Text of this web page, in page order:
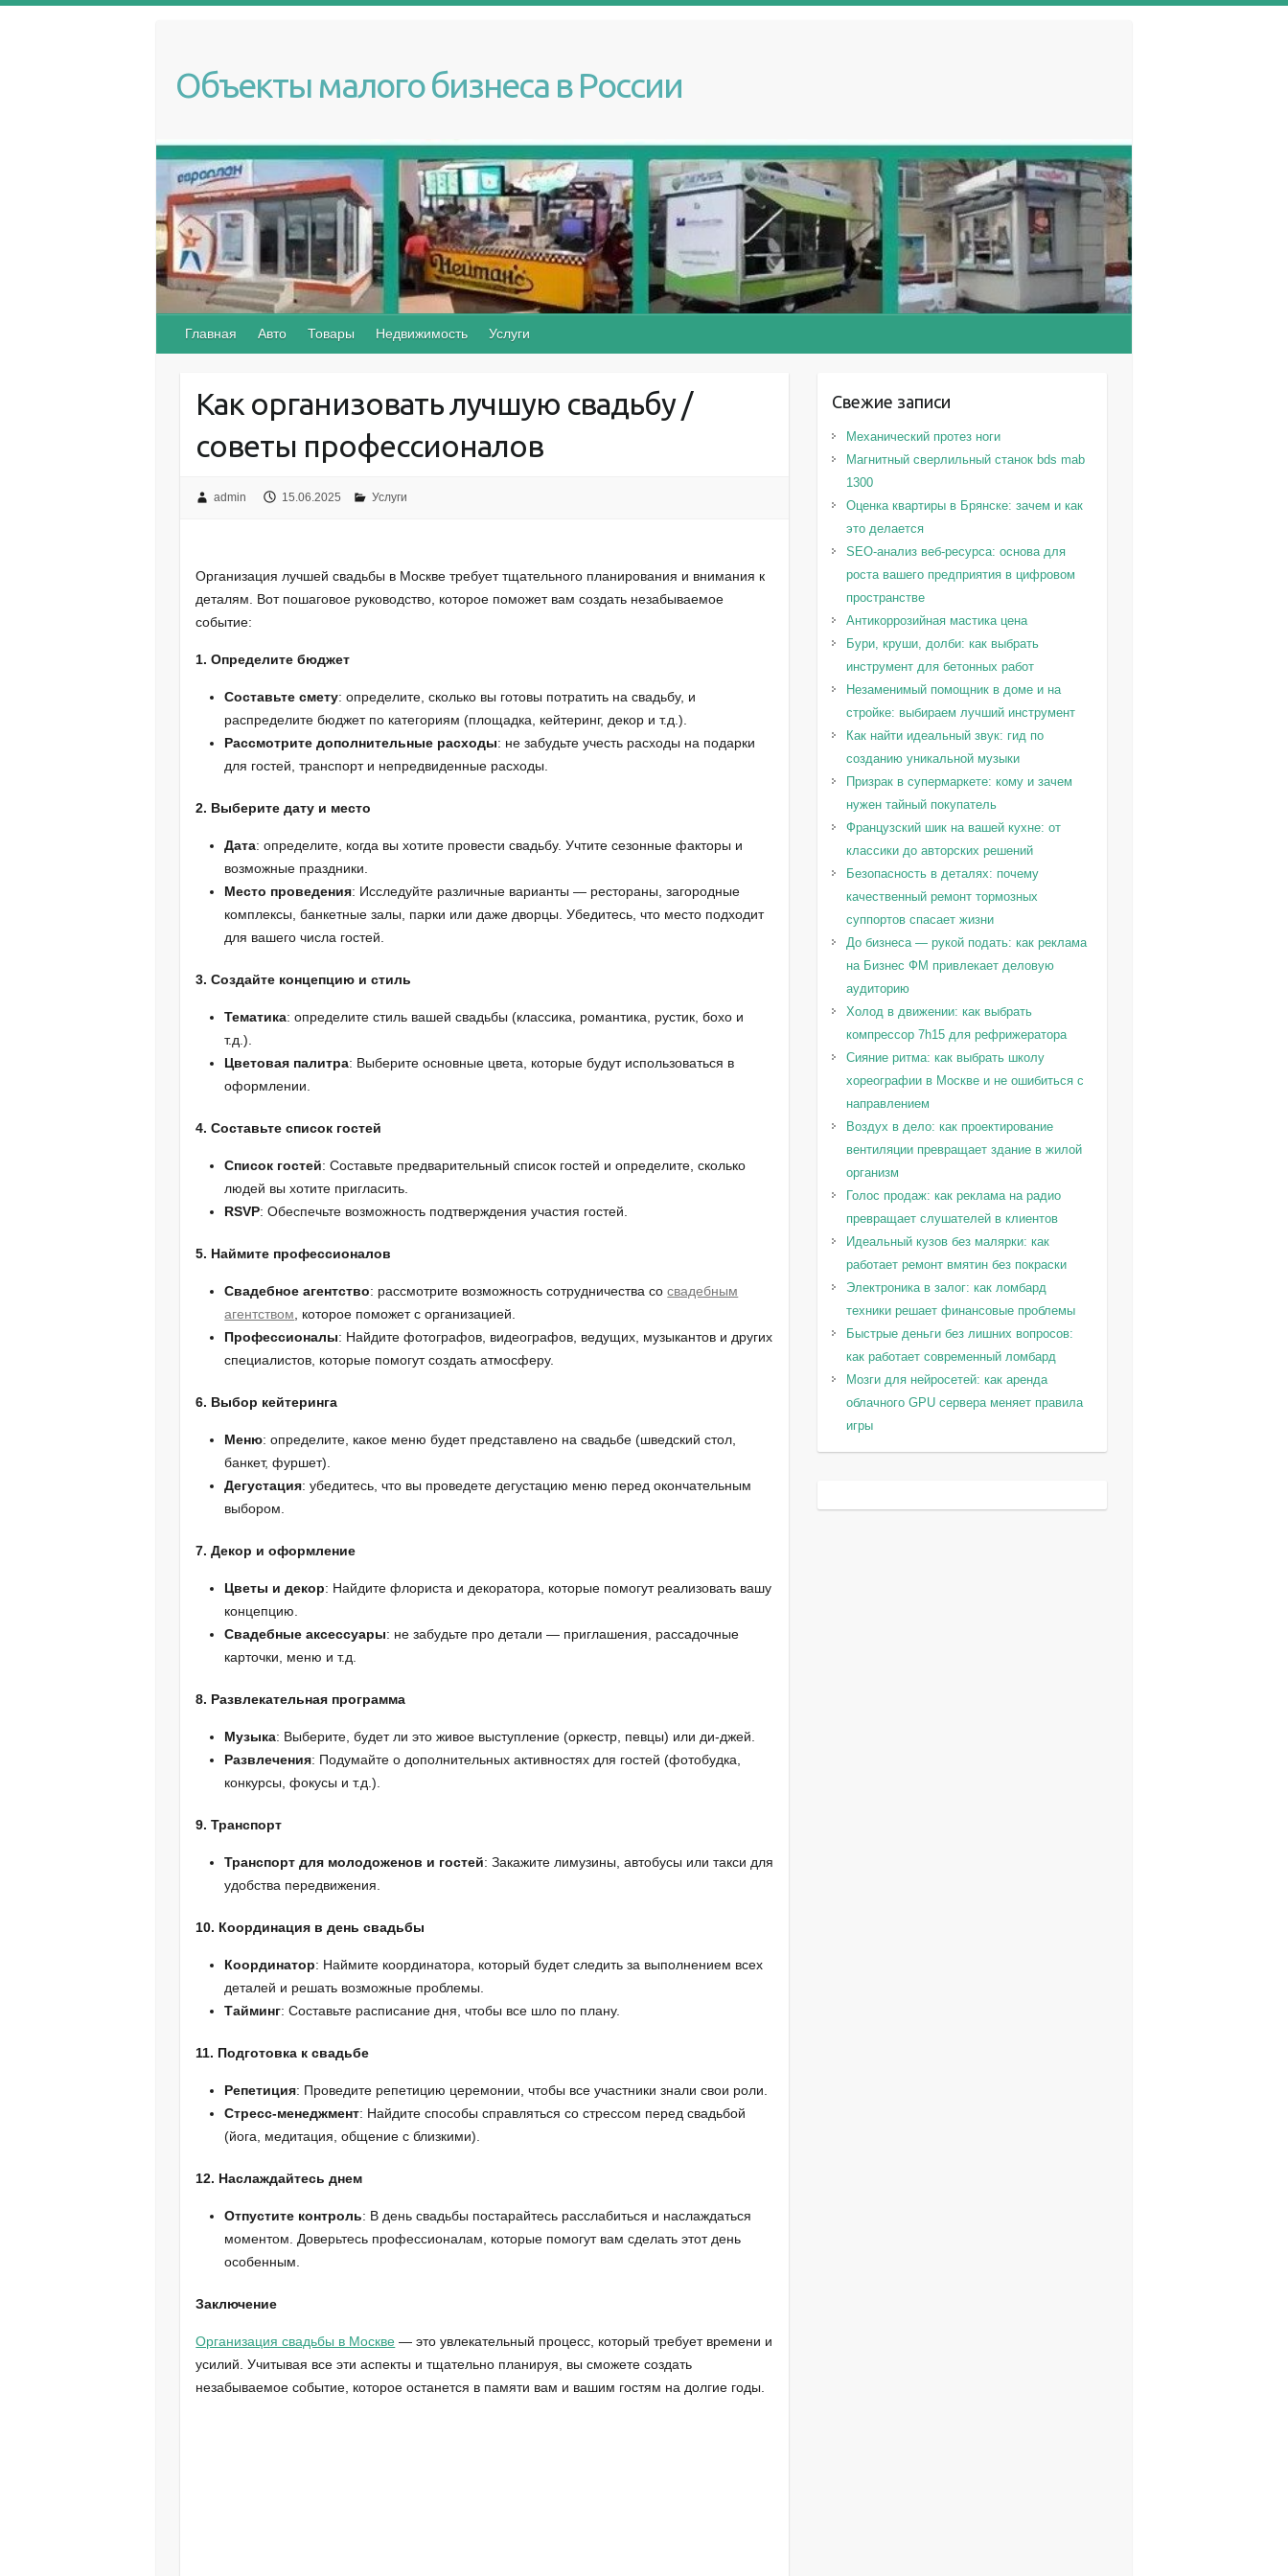
Объекты малого бизнеса в России
Главная Авто Товары Недвижимость Услуги
Как организовать лучшую свадьбу /
советы профессионалов
admin 15.06.2025 Услуги
Организация лучшей свадьбы в Москве требует тщательного планирования и внимания к
деталям. Вот пошаговое руководство, которое поможет вам создать незабываемое
событие:
1. Определите бюджет
Составьте смету: определите, сколько вы готовы потратить на свадьбу, и
распределите бюджет по категориям (площадка, кейтеринг, декор и т.д.).
Рассмотрите дополнительные расходы: не забудьте учесть расходы на подарки
для гостей, транспорт и непредвиденные расходы.
2. Выберите дату и место
Дата: определите, когда вы хотите провести свадьбу. Учтите сезонные факторы и
возможные праздники.
Место проведения: Исследуйте различные варианты — рестораны, загородные
комплексы, банкетные залы, парки или даже дворцы. Убедитесь, что место подходит
для вашего числа гостей.
3. Создайте концепцию и стиль
Тематика: определите стиль вашей свадьбы (классика, романтика, рустик, бохо и
т.д.).
Цветовая палитра: Выберите основные цвета, которые будут использоваться в
оформлении.
4. Составьте список гостей
Список гостей: Составьте предварительный список гостей и определите, сколько
людей вы хотите пригласить.
RSVP: Обеспечьте возможность подтверждения участия гостей.
5. Наймите профессионалов
Свадебное агентство: рассмотрите возможность сотрудничества сосвадебным
агентством, которое поможет с организацией.
Профессионалы: Найдите фотографов, видеографов, ведущих, музыкантов и других
специалистов, которые помогут создать атмосферу.
6. Выбор кейтеринга
Меню: определите, какое меню будет представлено на свадьбе (шведский стол,
банкет, фуршет).
Дегустация: убедитесь, что вы проведете дегустацию меню перед окончательным
выбором.
7. Декор и оформление
Цветы и декор: Найдите флориста и декоратора, которые помогут реализовать вашу
концепцию.
Свадебные аксессуары: не забудьте про детали — приглашения, рассадочные
карточки, меню и т.д.
8. Развлекательная программа
Музыка: Выберите, будет ли это живое выступление (оркестр, певцы) или ди-джей.
Развлечения: Подумайте о дополнительных активностях для гостей (фотобудка,
конкурсы, фокусы и т.д.).
9. Транспорт
Транспорт для молодоженов и гостей: Закажите лимузины, автобусы или такси для
удобства передвижения.
10. Координация в день свадьбы
Координатор: Наймите координатора, который будет следить за выполнением всех
деталей и решать возможные проблемы.
Тайминг: Составьте расписание дня, чтобы все шло по плану.
11. Подготовка к свадьбе
Репетиция: Проведите репетицию церемонии, чтобы все участники знали свои роли.
Стресс-менеджмент: Найдите способы справляться со стрессом перед свадьбой
(йога, медитация, общение с близкими).
12. Наслаждайтесь днем
Отпустите контроль: В день свадьбы постарайтесь расслабиться и наслаждаться
моментом. Доверьтесь профессионалам, которые помогут вам сделать этот день
особенным.
Заключение
Организация свадьбы в Москве — это увлекательный процесс, который требует времени и
усилий. Учитывая все эти аспекты и тщательно планируя, вы сможете создать
незабываемое событие, которое останется в памяти вам и вашим гостям на долгие годы.
Свежие записи
Механический протез ноги
Магнитный сверлильный станок bds mab
1300
Оценка квартиры в Брянске: зачем и как
это делается
SEO-анализ веб-ресурса: основа для
роста вашего предприятия в цифровом
пространстве
Антикоррозийная мастика цена
Бури, круши, долби: как выбрать
инструмент для бетонных работ
Незаменимый помощник в доме и на
стройке: выбираем лучший инструмент
Как найти идеальный звук: гид по
созданию уникальной музыки
Призрак в супермаркете: кому и зачем
нужен тайный покупатель
Французский шик на вашей кухне: от
классики до авторских решений
Безопасность в деталях: почему
качественный ремонт тормозных
суппортов спасает жизни
До бизнеса — рукой подать: как реклама
на Бизнес ФМ привлекает деловую
аудиторию
Холод в движении: как выбрать
компрессор 7h15 для рефрижератора
Сияние ритма: как выбрать школу
хореографии в Москве и не ошибиться с
направлением
Воздух в дело: как проектирование
вентиляции превращает здание в жилой
организм
Голос продаж: как реклама на радио
превращает слушателей в клиентов
Идеальный кузов без малярки: как
работает ремонт вмятин без покраски
Электроника в залог: как ломбард
техники решает финансовые проблемы
Быстрые деньги без лишних вопросов:
как работает современный ломбард
Мозги для нейросетей: как аренда
облачного GPU сервера меняет правила
игры